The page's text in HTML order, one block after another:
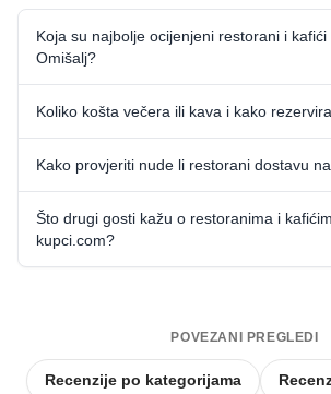
Koja su najbolje ocijenjeni restorani i kafići
Omišalj?
Koliko košta večera ili kava i kako
Kako provjeriti nude li restorani dostavu
Što drugi gosti kažu o restoranima i
kupci.com?
POVEZANI PREGLEDI
Recenzije po kategorijama